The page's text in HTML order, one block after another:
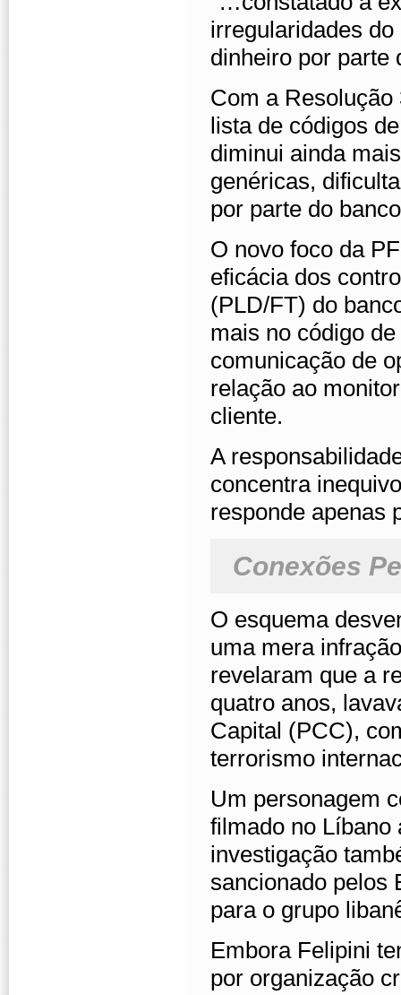
irregularidades
dinheiro por parte
Com a
lista de códigos
diminui ainda
genéricas,
por parte do
O novo foco da
eficácia dos
(PLD/FT) do
mais no código
comunicação de
relação ao
cliente.
A
concentra
responde apenas
Conexões
O esquema
uma mera
revelaram que a
quatro anos,
Capital (PCC),
terrorismo
Um personagem
filmado no Líbano
investigação
sancionado pelos
para o grupo
Embora Felipini
por organização